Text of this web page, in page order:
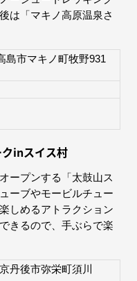
は「マキノ高原温泉さ
島市マキノ町牧野931
inスイス村
ープンする「太鼓山ス
ーブやモービルチュー
しめるアトラクション
きるので、手ぶらで楽
丹後市弥栄町須川